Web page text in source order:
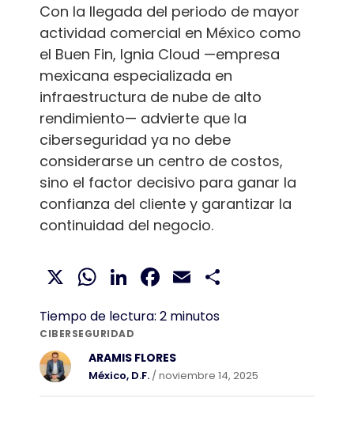
X WhatsApp
LinkedIn
Facebook
Email
Tiempo de lectura: 2 minutos
CIBERSEGURIDAD
Con la llegada del periodo de mayor
actividad comercial en México como
el Buen Fin, Ignia Cloud —empresa
mexicana especializada en
infraestructura de nube de alto
rendimiento— advierte que la
ciberseguridad ya no debe
considerarse un centro de costos,
sino el factor decisivo para ganar la
confianza del cliente y garantizar la
continuidad del negocio.
ARAMIS FLORES
México, D.F. / noviembre 14, 2025